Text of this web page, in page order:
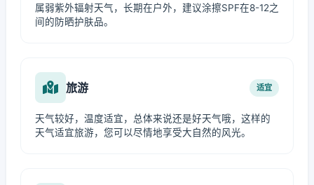
属弱紫外辐射天气，长期在户外，建议涂擦SPF在8-12之
间的防晒护肤品。
旅游 适宜
天气较好，温度适宜，总体来说还是好天气哦，这样的
天气适宜旅游，您可以尽情地享受大自然的风光。